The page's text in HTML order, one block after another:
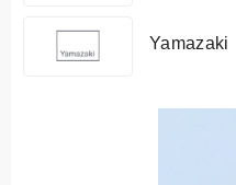
Yamazaki